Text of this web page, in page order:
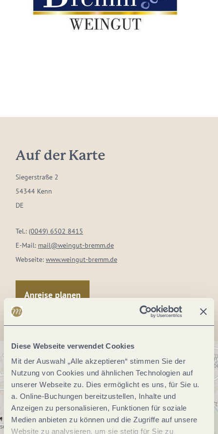
Diese Webseite verwendet Cookies
Mit der Auswahl „Alle akzeptieren“ stimmen Sie der
Nutzung von Cookies und ähnlichen Technologien auf
unserer Webseite zu. Dies ermöglicht es uns, für Sie u.
a. Online-Buchungen bereitzustellen, Inhalte und
Anzeigen zu personalisieren, Funktionen für soziale
Medien anbieten zu können und die Zugriffe auf unsere
Website zu analysieren, um sie stetig für Sie zu
Auf der Karte
Siegerstraße 2
54344 Kenn
DE
Tel.: (0049) 6502 8415
E-Mail: mail@weingut-bremm.de
Webseite: www.weingut-bremm.de
Anreise planen